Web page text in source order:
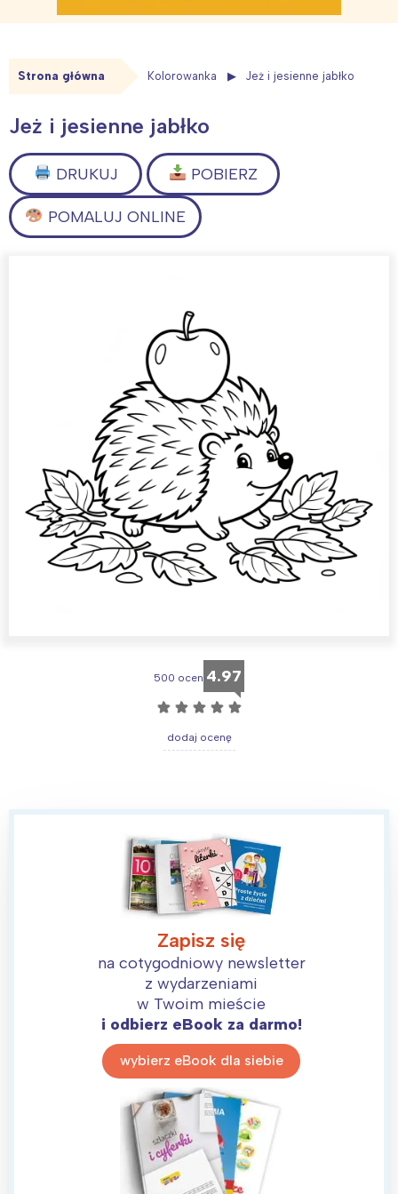
Strona główna Kolorowanka Jeż i jesienne jabłko
Jeż i jesienne jabłko
DRUKUJ POBIERZ
POMALUJ ONLINE
500 ocen 4.97
☆ ☆ ☆ ☆ ☆
dodaj ocenę
Zapisz się
na cotygodniowy newsletter
z wydarzeniami
w Twoim mieście
i odbierz eBook za darmo!
wybierz eBook dla siebie